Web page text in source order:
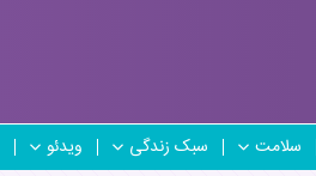
سلامت سبک زندگی ویدئو